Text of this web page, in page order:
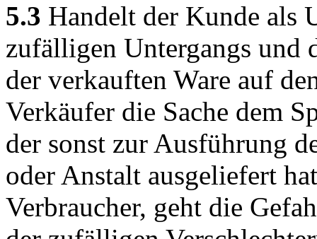
5.3 Handelt der Kunde als
zufälligen Untergangs und
der verkauften Ware auf
Verkäufer die Sache dem
der sonst zur Ausführung
oder Anstalt ausgeliefert
Verbraucher, geht die